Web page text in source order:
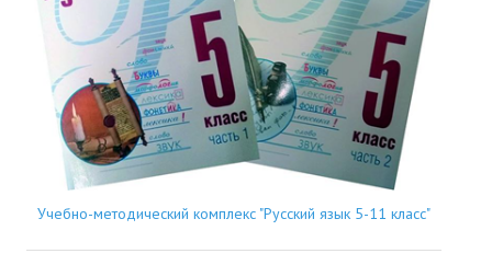
Учебно-методический комплекс "Русский язык 5-11 класс"